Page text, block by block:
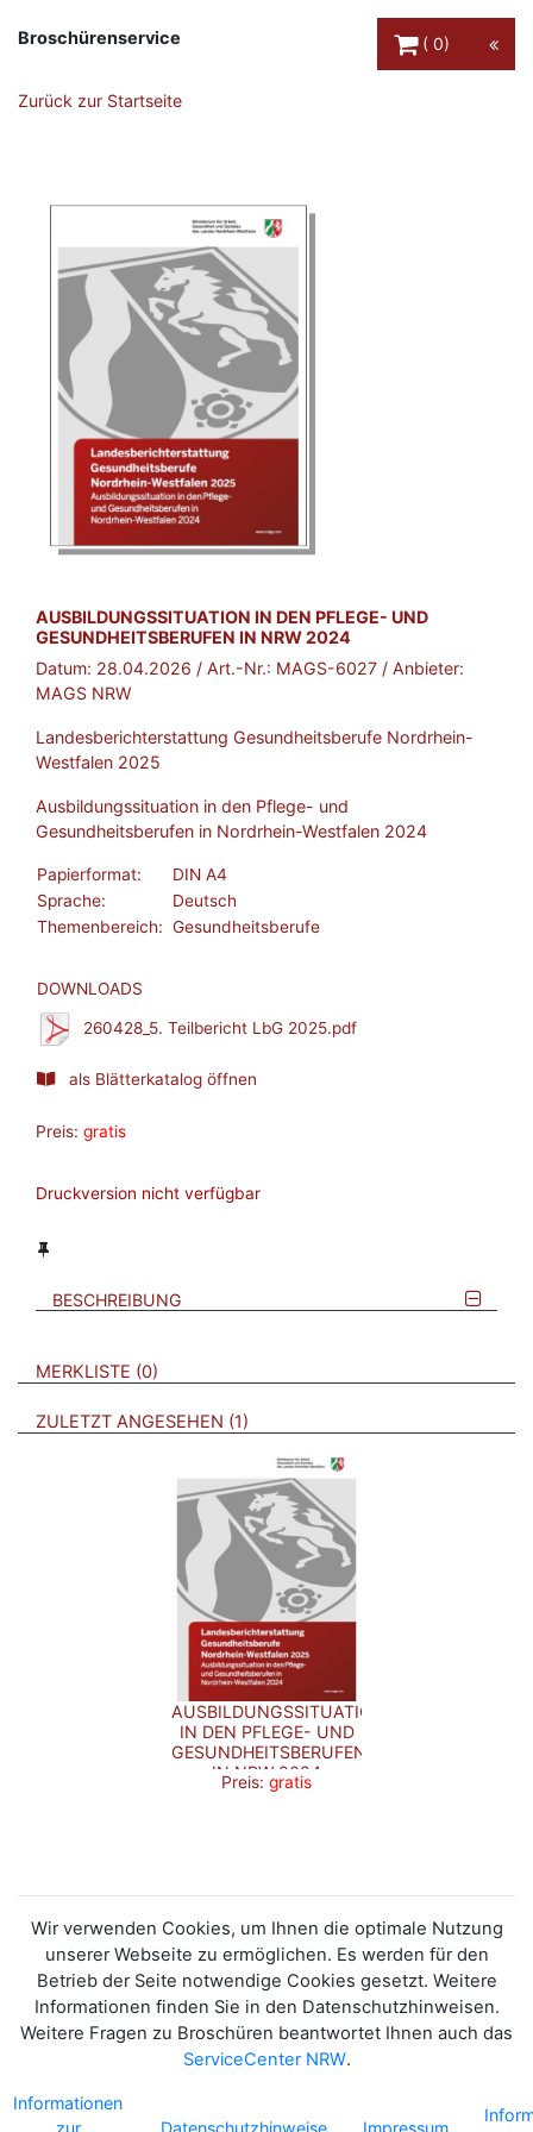
Broschürenservice
0
Zurück zur Startseite
BROSCHÜRE:
AUSBILDUNGSSITUATION IN DEN PFLEGE- UND
GESUNDHEITSBERUFEN IN NRW 2024
Datum: 28.04.2026 / Art.-Nr.: MAGS-6027 / Anbieter:
MAGS NRW
Landesberichterstattung Gesundheitsberufe Nordrhein-
Westfalen 2025
Ausbildungssituation in den Pflege- und
Gesundheitsberufen in Nordrhein-Westfalen 2024
Papierformat:
DIN A4
Sprache:
Deutsch
Themenbereich: Gesundheitsberufe
DOWNLOADS
260428_5. Teilbericht LbG 2025.pdf
als Blätterkatalog öffnen
Preis: gratis
Druckversion nicht verfügbar
BESCHREIBUNG
VERWEISE AUF VERMERKTE- ODER ZULETZT ANGESEHENE
MERKLISTE 0 BROSCHÜREN
ZULETZT ANGESEHEN 1 BROSCHÜREN
AUSBILDUNGSSITUATION
IN DEN PFLEGE- UND
GESUNDHEITSBERUFEN
IN NRW 2024
Preis: gratis
Wir verwenden Cookies, um Ihnen die optimale Nutzung
unserer Webseite zu ermöglichen. Es werden für den
Betrieb der Seite notwendige Cookies gesetzt. Weitere
Informationen finden Sie in den Datenschutzhinweisen.
Weitere Fragen zu Broschüren beantwortet Ihnen auch das
ServiceCenter NRW.
Informationen
zur
Datenschutzhinweise Impressum